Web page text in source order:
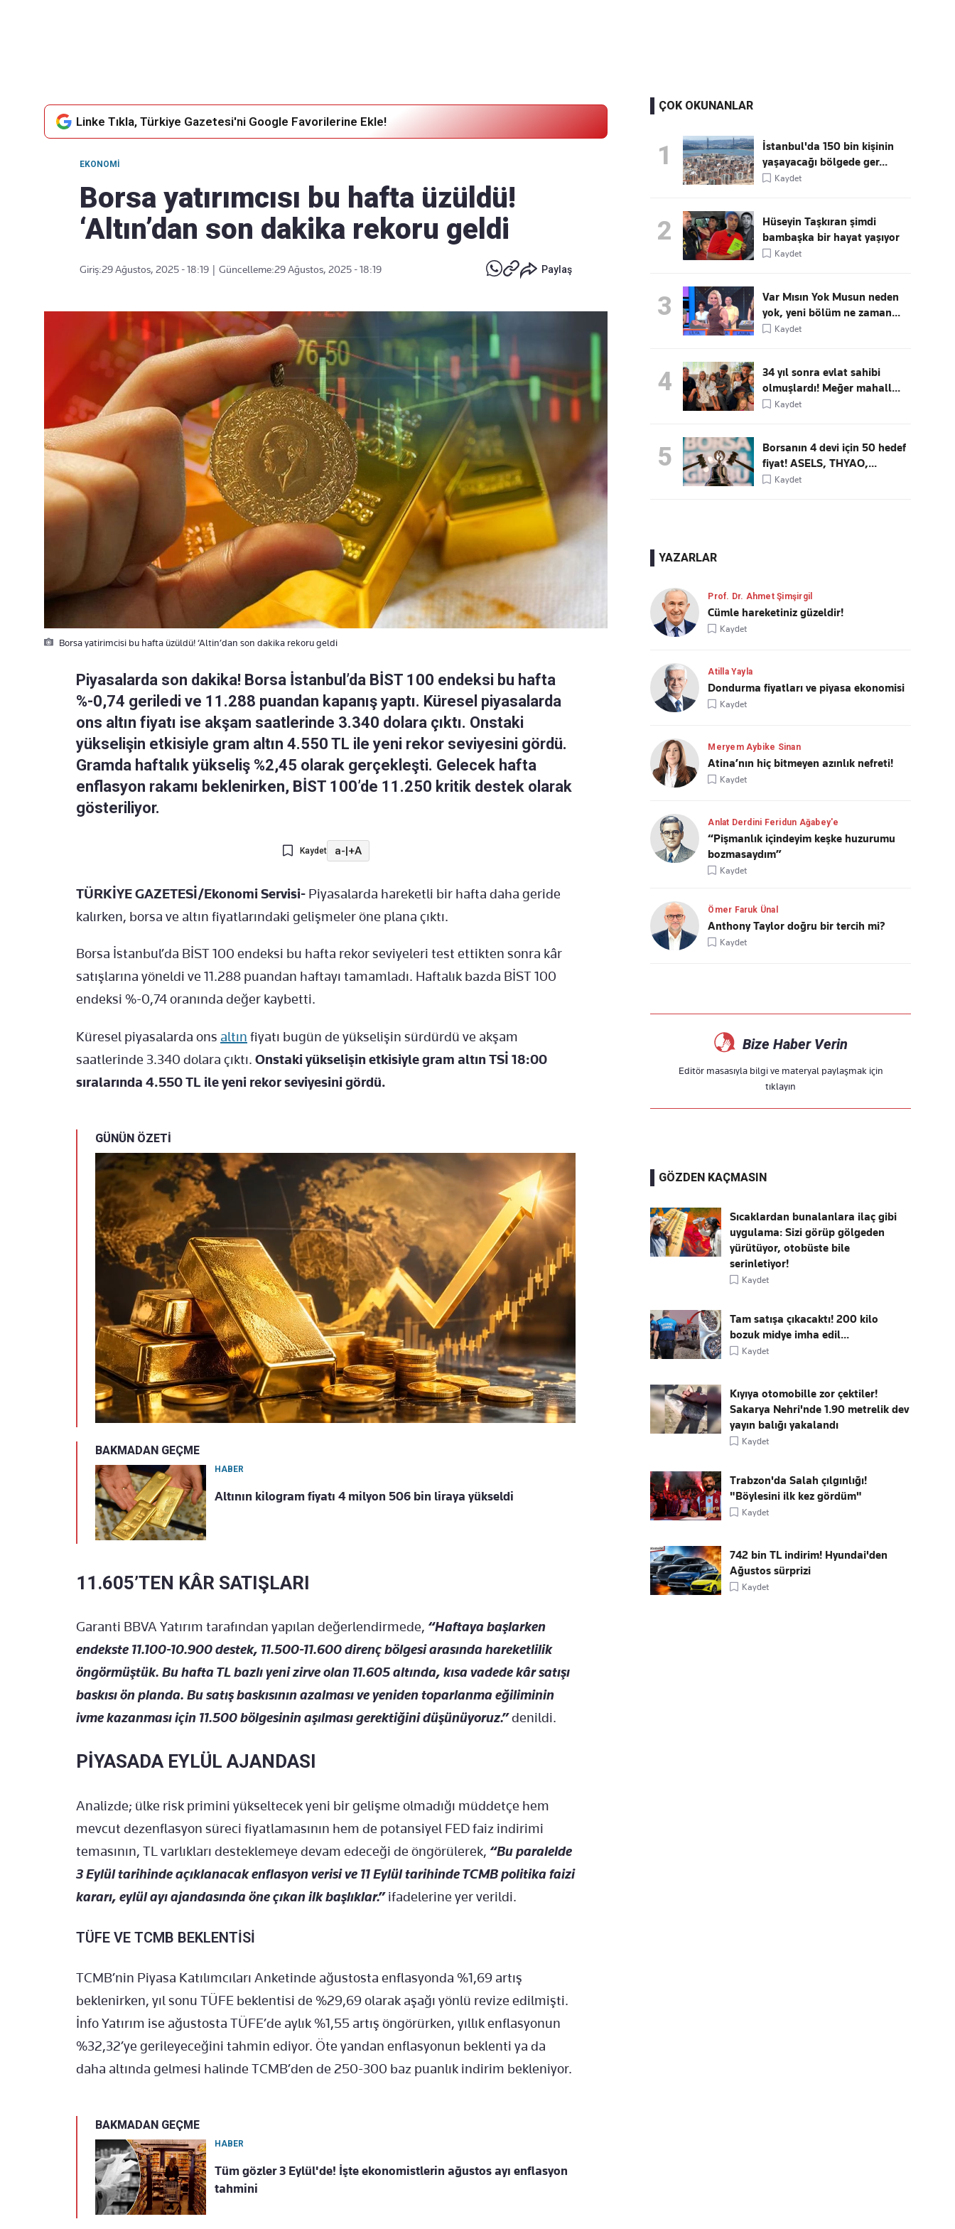
Linke Tıkla, Türkiye Gazetesi'ni Google Favorilerine Ekle!
EKONOMI
Borsa yatırımcısı bu hafta üzüldü!
‘Altın’dan son dakika rekoru geldi
Giriş:29 Ağustos, 2025 - 18:19 Güncelleme:29 Ağustos, 2025 - 18:19 Paylaş
Borsa yatirimcisi bu hafta üzüldü! ‘Altin’dan son dakika rekoru geldi
Piyasalarda son dakika! Borsa İstanbul’da BİST 100 endeksi bu hafta
%-0,74 geriledi ve 11.288 puandan kapanış yaptı. Küresel piyasalarda
ons altın fiyatı ise akşam saatlerinde 3.340 dolara çıktı. Onstaki
yükselişin etkisiyle gram altın 4.550 TL ile yeni rekor seviyesini gördü.
Gramda haftalık yükseliş %2,45 olarak gerçekleşti. Gelecek hafta
enflasyon rakamı beklenirken, BİST 100’de 11.250 kritik destek olarak
gösteriliyor.
Kaydet a-|+A
TÜRKİYE GAZETESİ/Ekonomi Servisi- Piyasalarda hareketli bir hafta daha geride
kalırken, borsa ve altın fiyatlarındaki gelişmeler öne plana çıktı.
Borsa İstanbul’da BİST 100 endeksi bu hafta rekor seviyeleri test ettikten sonra kâr
satışlarına yöneldi ve 11.288 puandan haftayı tamamladı. Haftalık bazda BİST 100
endeksi %-0,74 oranında değer kaybetti.
Küresel piyasalarda ons altın fiyatı bugün de yükselişin sürdürdü ve akşam
saatlerinde 3.340 dolara çıktı. Onstaki yükselişin etkisiyle gram altın TSİ 18:00
sıralarında 4.550 TL ile yeni rekor seviyesini gördü.
GÜNÜN ÖZETİ
BAKMADAN GEÇME
HABER
Altının kilogram fiyatı 4 milyon 506 bin liraya yükseldi
11.605’TEN KÂR SATIŞLARI
Garanti BBVA Yatırım tarafından yapılan değerlendirmede, “Haftaya başlarken
endekste 11.100-10.900 destek, 11.500-11.600 direnç bölgesi arasında hareketlilik
öngörmüştük. Bu hafta TL bazlı yeni zirve olan 11.605 altında, kısa vadede kâr satışı
baskısı ön planda. Bu satış baskısının azalması ve yeniden toparlanma eğiliminin
ivme kazanması için 11.500 bölgesinin aşılması gerektiğini düşünüyoruz.”denildi.
PİYASADA EYLÜL AJANDASI
Analizde; ülke risk primini yükseltecek yeni bir gelişme olmadığı müddetçe hem
mevcut dezenflasyon süreci fiyatlamasının hem de potansiyel FED faiz indirimi
temasının, TL varlıkları desteklemeye devam edeceği de öngörülerek, “Bu paralelde
3 Eylül tarihinde açıklanacak enflasyon verisi ve 11 Eylül tarihinde TCMB politika faizi
kararı, eylül ayı ajandasında öne çıkan ilk başlıklar.”ifadelerine yer verildi.
TÜFE VE TCMB BEKLENTİSİ
TCMB’nin Piyasa Katılımcıları Anketinde ağustosta enflasyonda %1,69 artış
beklenirken, yıl sonu TÜFE beklentisi de %29,69 olarak aşağı yönlü revize edilmişti.
İnfo Yatırım ise ağustosta TÜFE’de aylık %1,55 artış öngörürken, yıllık enflasyonun
%32,32’ye gerileyeceğini tahmin ediyor. Öte yandan enflasyonun beklenti ya da
daha altında gelmesi halinde TCMB’den de 250-300 baz puanlık indirim bekleniyor.
BAKMADAN GEÇME
HABER
Tüm gözler 3 Eylül'de! İşte ekonomistlerin ağustos ayı enflasyon
tahmini
ÇOK OKUNANLAR
1
İstanbul'da 150 bin kişinin
yaşayacağı bölgede ger...
Kaydet
2
Hüseyin Taşkıran şimdi
bambaşka bir hayat yaşıyor
Kaydet
3
Var Mısın Yok Musun neden
yok, yeni bölüm ne zaman...
Kaydet
4
34 yıl sonra evlat sahibi
olmuşlardı! Meğer mahall...
Kaydet
5
Borsanın 4 devi için 50 hedef
fiyat! ASELS, THYAO,...
Kaydet
YAZARLAR
Prof. Dr. Ahmet Şimşirgil
Cümle hareketiniz güzeldir!
Kaydet
Atilla Yayla
Dondurma fiyatları ve piyasa ekonomisi
Kaydet
Meryem Aybike Sinan
Atina’nın hiç bitmeyen azınlık nefreti!
Kaydet
Anlat Derdini Feridun Ağabey'e
“Pişmanlık içindeyim keşke huzurumu
bozmasaydım”
Kaydet
Ömer Faruk Ünal
Anthony Taylor doğru bir tercih mi?
Kaydet
Bize Haber Verin
Editör masasıyla bilgi ve materyal paylaşmak için
tıklayın
GÖZDEN KAÇMASIN
Sıcaklardan bunalanlara ilaç gibi
uygulama: Sizi görüp gölgeden
yürütüyor, otobüste bile
serinletiyor!
Kaydet
Tam satışa çıkacaktı! 200 kilo
bozuk midye imha edil...
Kaydet
Kıyıya otomobille zor çektiler!
Sakarya Nehri'nde 1.90 metrelik dev
yayın balığı yakalandı
Kaydet
Trabzon'da Salah çılgınlığı!
"Böylesini ilk kez gördüm"
Kaydet
742 bin TL indirim! Hyundai'den
Ağustos sürprizi
Kaydet